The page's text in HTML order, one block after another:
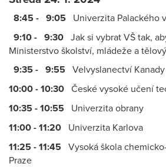
8:45 - 9:05 Univerzita Palackého
9:10 - 9:30 Jak si vybrat VŠ tak,
Ministerstvo školství, mládeže a
9:35 - 9:55 Velvyslanectví
10:00 - 10:30 České vysoké učení
10:35 - 10:55 Univerzita obrany
11:00 - 11:20 Univerzita Karlova
11:25 - 11:45 Vysoká škola
Praze